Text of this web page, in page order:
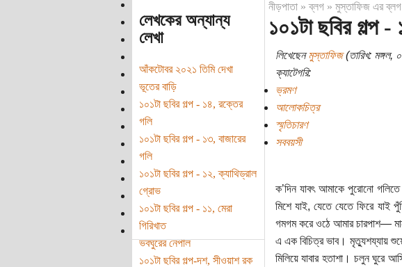
লেখকের অন্যান্য
লেখা
আঁকটোবর ২০২১ তিমি দেখা
ভূতের বাড়ি
১০১টা ছবির গল্প - ১৪, রক্তের
গলি
১০১টা ছবির গল্প - ১৩, বাজারের
গলি
১০১টা ছবির গল্প - ১২, ক্যাথিড্রাল
গ্রোভ
১০১টা ছবির গল্প - ১১, মেরা
গিরিখাত
ভবঘুরের নেপাল
১০১টা ছবির গল্প-দশ, সীওয়াশ রক
নীড়পাতা»ব্লগ» মুস্তাফিজ এর ব্লগ
১০১টা ছবির গল্প
লিখেছেনমুস্তাফিজ(তারিখ: মঙ্গল,
ক্যাটেগরি:
ভ্রমণ
আলোকচিত্র
স্মৃতিচারণ
সববয়সী
ক’দিন যাবৎ আমাকে পুরোনো
মিশে যাই, যেতে যেতে ফিরে যাই
গমগম করে ওঠে আমার চারপাশ—
এ এক বিচিত্র ভাব। মৃত্যুশয্যায়
মিলিয়ে যাবার হতাশা। চলুন